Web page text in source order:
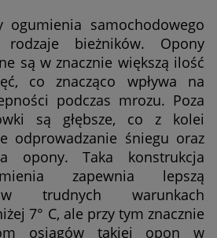
samochodowego
bieżników. Opony
są w znacznie większą ilość
co znacząco wpływa na
podczas mrozu. Poza
są głębsze, co z kolei
odprowadzanie śniegu oraz
opony. Taka konstrukcja
zapewnia lepszą
w trudnych warunkach
7° C, ale przy tym znacznie
osiągów takiej opon w